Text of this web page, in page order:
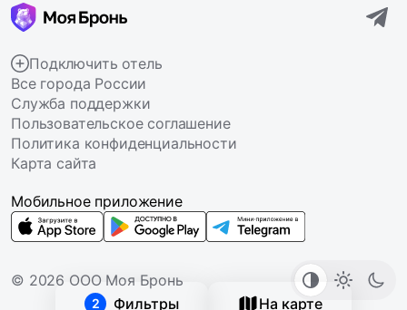
2 Фильтры На карте
Подключить отель
Все города России
Служба поддержки
Пользовательское соглашение
Политика конфиденциальности
Карта сайта
© 2026 ООО Моя Бронь
Мобильное приложение